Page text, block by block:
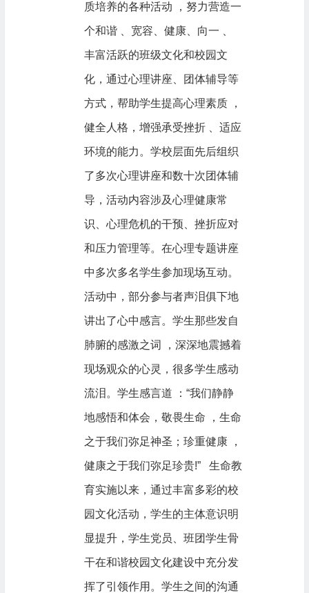
质培养的各种活动 ，努力营造一
个和谐 、宽容、健康、向一 、
丰富活跃的班级文化和校园文
化，通过心理讲座、团体辅导等
方式，帮助学生提高心理素质 ，
健全人格，增强承受挫折 、适应
环境的能力。学校层面先后组织
了多次心理讲座和数十次团体辅
导，活动内容涉及心理健康常
识、心理危机的干预、挫折应对
和压力管理等。在心理专题讲座
中多次多名学生参加现场互动。
活动中，部分参与者声泪俱下地
讲出了心中感言。学生那些发自
肺腑的感激之词 ，深深地震撼着
现场观众的心灵，很多学生感动
流泪。学生感言道 ：“我们静静
地感悟和体会，敬畏生命 ，生命
之于我们弥足神圣；珍重健康 ，
健康之于我们弥足珍贵!” 生命教
育实施以来，通过丰富多彩的校
园文化活动，学生的主体意识明
显提升，学生党员、班团学生骨
干在和谐校园文化建设中充分发
挥了引领作用。学生之间的沟通